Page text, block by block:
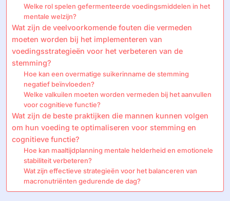
Welke rol spelen gefermenteerde voedingsmiddelen in het
mentale welzijn?
Wat zijn de veelvoorkomende fouten die vermeden
moeten worden bij het implementeren van
voedingsstrategieën voor het verbeteren van de
stemming?
Hoe kan een overmatige suikerinname de stemming
negatief beïnvloeden?
Welke valkuilen moeten worden vermeden bij het aanvullen
voor cognitieve functie?
Wat zijn de beste praktijken die mannen kunnen volgen
om hun voeding te optimaliseren voor stemming en
cognitieve functie?
Hoe kan maaltijdplanning mentale helderheid en emotionele
stabiliteit verbeteren?
Wat zijn effectieve strategieën voor het balanceren van
macronutriënten gedurende de dag?